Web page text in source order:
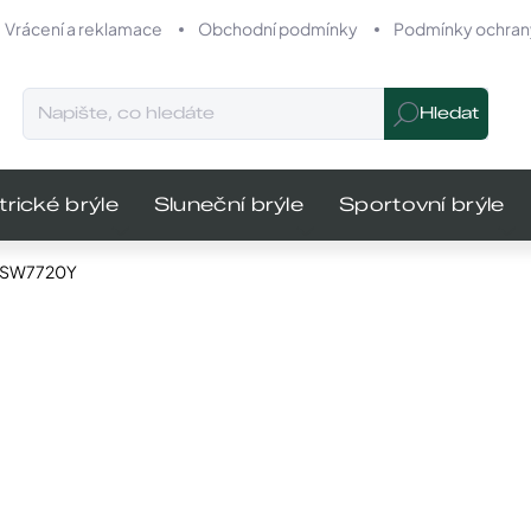
Vrácení a reklamace Obchodní podmínky Podmínky
Hledat
brýle Sluneční brýle Sportovní brýle